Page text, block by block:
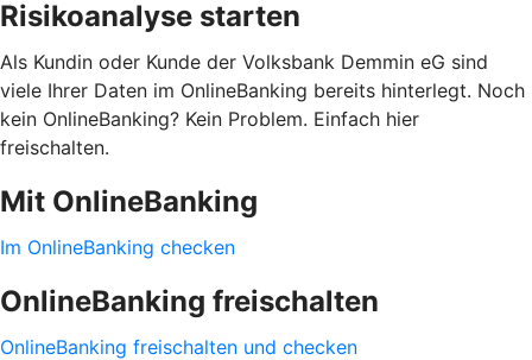
Risikoanalyse starten
Als Kundin oder Kunde der Volksbank Demmin eG sind
viele Ihrer Daten im OnlineBanking bereits hinterlegt. Noch
kein OnlineBanking? Kein Problem. Einfach hier
freischalten.
Mit OnlineBanking
Im OnlineBanking checken
OnlineBanking freischalten
OnlineBanking freischalten und checken